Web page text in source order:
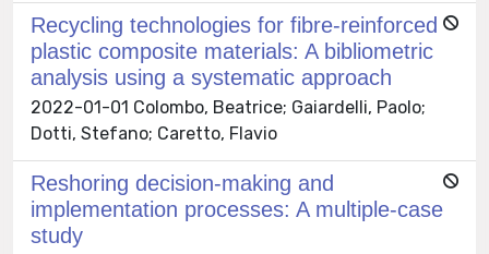
Recycling technologies for fibre-reinforced
plastic composite materials: A bibliometric
analysis using a systematic approach
2022-01-01 Colombo, Beatrice; Gaiardelli, Paolo;
Dotti, Stefano; Caretto, Flavio
Reshoring decision-making and
implementation processes: A multiple-case
study